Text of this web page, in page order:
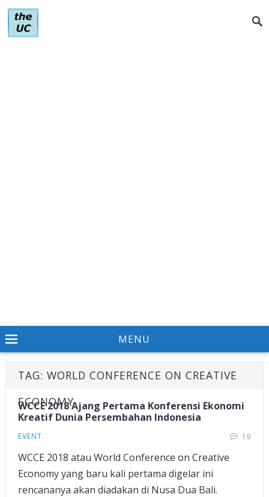
MENU
TAG: WORLD CONFERENCE ON CREATIVE
ECONOMY
WCCE 2018 Ajang Pertama Konferensi Ekonomi
Kreatif Dunia Persembahan Indonesia
EVENT 19
WCCE 2018 atau World Conference on Creative
Economy yang baru kali pertama digelar ini
rencananya akan diadakan di Nusa Dua Bali.